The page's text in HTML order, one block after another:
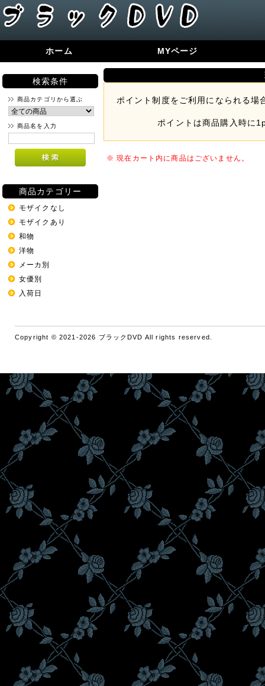
ホーム MYページ
検索条件
商品カテゴリから選ぶ
商品名を入力
商品カテゴリー
モザイクなし
モザイクあり
和物
洋物
メーカ別
女優別
入荷日
ポイント制度をご利用になられる
ポイントは商品購入時に
※ 現在カート内に商品はございません。
Copyright © 2021-2026 ブラックDVD All rights reserved.